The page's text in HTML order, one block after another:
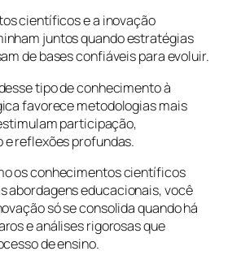
científicos e a inovação
juntos quando estratégias
de bases confiáveis para evoluir.
tipo de conhecimento à
favorece metodologias mais
participação,
reflexões profundas.
os conhecimentos científicos
abordagens educacionais, você
só se consolida quando há
e análises rigorosas que
de ensino.